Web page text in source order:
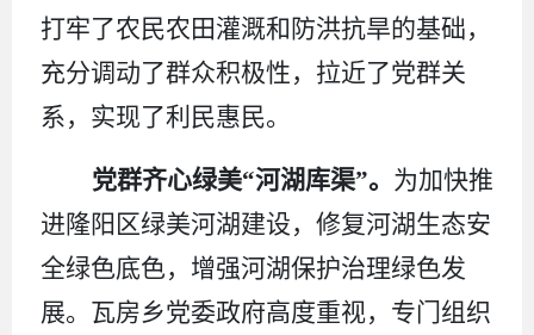
打牢了农民农田灌溉和防洪抗旱的基础，
充分调动了群众积极性，拉近了党群关
系，实现了利民惠民。
党群齐心绿美“河湖库渠”。 为加快推
进隆阳区绿美河湖建设，修复河湖生态安
全绿色底色，增强河湖保护治理绿色发
展。 瓦房乡党委政府高度重视，专门组织